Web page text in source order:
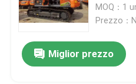
MOQ：1
Prezzo：
Miglior prezzo